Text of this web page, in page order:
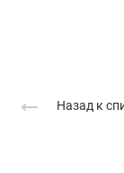
Назад к